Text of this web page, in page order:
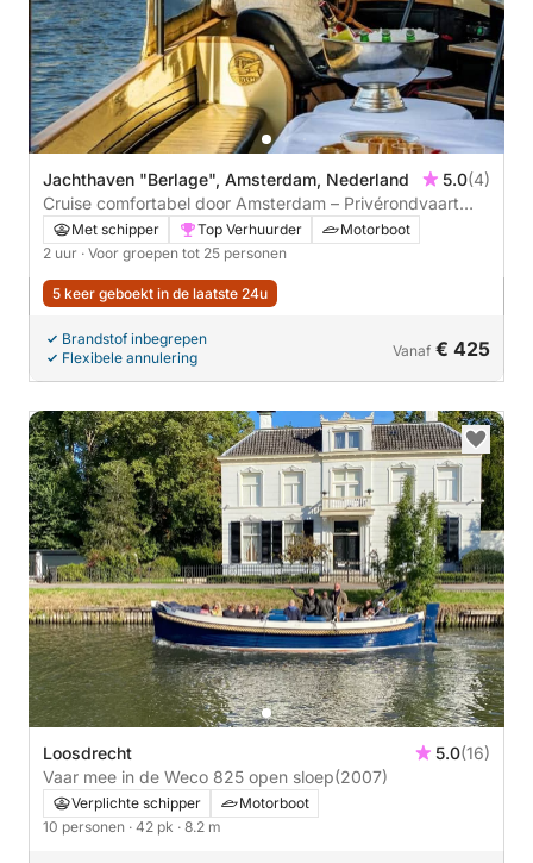
Jachthaven "Berlage", Amsterdam, Nederland 5.0(4)
Cruise comfortabel door Amsterdam – Privérondvaart
van 2 uur op een stijlvolle elektrische boot
Met schipper Top Verhuurder
Motorboot
2 uur · Voor groepen tot 25 personen
5 keer geboekt in de laatste 24u
Brandstof inbegrepen
Flexibele annulering
Vanaf € 425
Loosdrecht 5.0(16)
Vaar mee in de Weco 825 open sloep(2007)
Verplichte schipper
Motorboot
10 personen · 42 pk · 8.2 m